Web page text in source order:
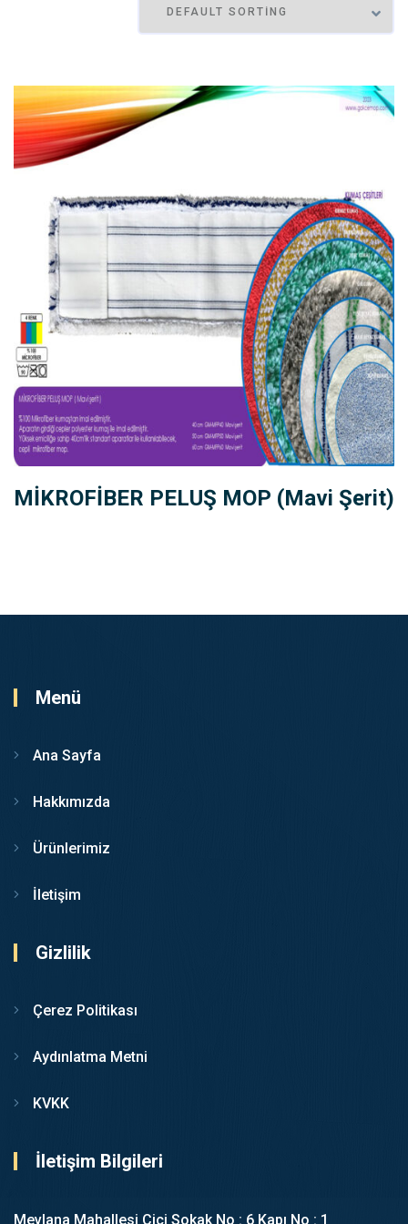
MİKROFİBER PELUŞ MOP (Mavi Şerit)
Menü
Ana Sayfa
Hakkımızda
Ürünlerimiz
İletişim
Gizlilik
Çerez Politikası
Aydınlatma Metni
KVKK
İletişim Bilgileri
Mevlana Mahallesi Cici Sokak No : 6 Kapı No : 1